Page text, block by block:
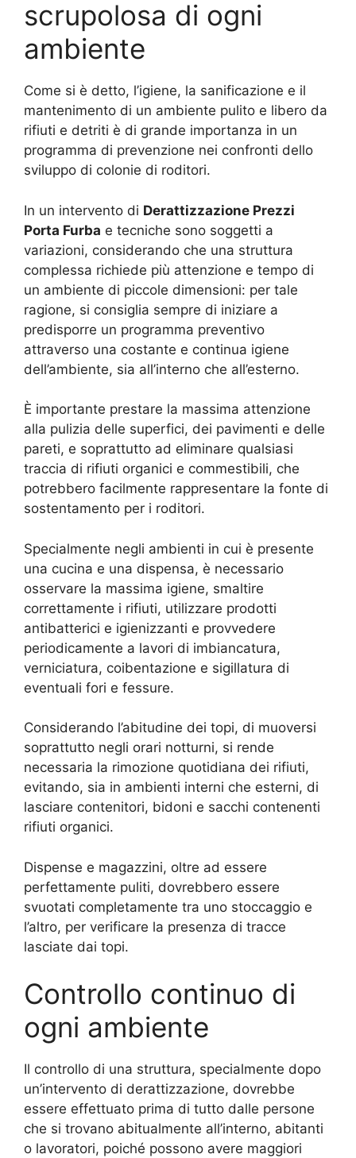
scrupolosa di ogni
ambiente
Come si è detto, l’igiene, la sanificazione e il
mantenimento di un ambiente pulito e libero da
rifiuti e detriti è di grande importanza in un
programma di prevenzione nei confronti dello
sviluppo di colonie di roditori.
In un intervento di Derattizzazione Prezzi
Porta Furba e tecniche sono soggetti a
variazioni, considerando che una struttura
complessa richiede più attenzione e tempo di
un ambiente di piccole dimensioni: per tale
ragione, si consiglia sempre di iniziare a
predisporre un programma preventivo
attraverso una costante e continua igiene
dell’ambiente, sia all’interno che all’esterno.
È importante prestare la massima attenzione
alla pulizia delle superfici, dei pavimenti e delle
pareti, e soprattutto ad eliminare qualsiasi
traccia di rifiuti organici e commestibili, che
potrebbero facilmente rappresentare la fonte di
sostentamento per i roditori.
Specialmente negli ambienti in cui è presente
una cucina e una dispensa, è necessario
osservare la massima igiene, smaltire
correttamente i rifiuti, utilizzare prodotti
antibatterici e igienizzanti e provvedere
periodicamente a lavori di imbiancatura,
verniciatura, coibentazione e sigillatura di
eventuali fori e fessure.
Considerando l’abitudine dei topi, di muoversi
soprattutto negli orari notturni, si rende
necessaria la rimozione quotidiana dei rifiuti,
evitando, sia in ambienti interni che esterni, di
lasciare contenitori, bidoni e sacchi contenenti
rifiuti organici.
Dispense e magazzini, oltre ad essere
perfettamente puliti, dovrebbero essere
svuotati completamente tra uno stoccaggio e
l’altro, per verificare la presenza di tracce
lasciate dai topi.
Controllo continuo di
ogni ambiente
Il controllo di una struttura, specialmente dopo
un’intervento di derattizzazione, dovrebbe
essere effettuato prima di tutto dalle persone
che si trovano abitualmente all’interno, abitanti
o lavoratori, poiché possono avere maggiori